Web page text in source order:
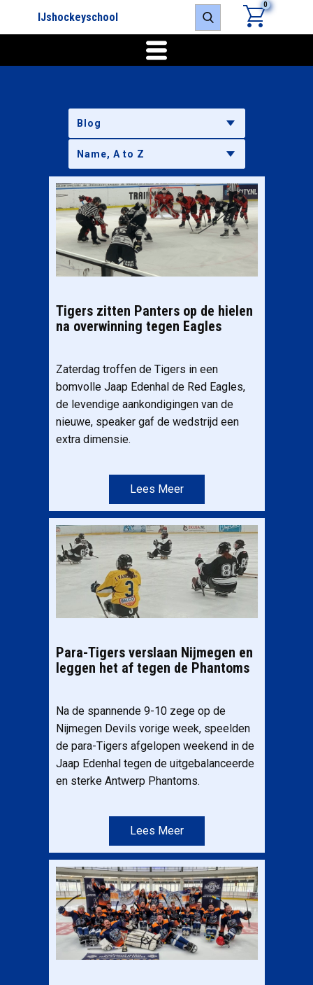
IJshockeyschool
0
Tigers zitten Panters op de hielen
na overwinning tegen Eagles
Zaterdag troffen de Tigers in een
bomvolle Jaap Edenhal de Red Eagles,
de levendige aankondigingen van de
nieuwe, speaker gaf de wedstrijd een
extra dimensie.
Lees Meer
Para-Tigers verslaan Nijmegen en
leggen het af tegen de Phantoms
Na de spannende 9-10 zege op de
Nijmegen Devils vorige week, speelden
de para-Tigers afgelopen weekend in de
Jaap Edenhal tegen de uitgebalanceerde
en sterke Antwerp Phantoms.
Lees Meer